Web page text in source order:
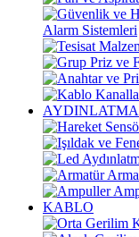
Alarm Sistemleri
AYDINLATMA
KABLO